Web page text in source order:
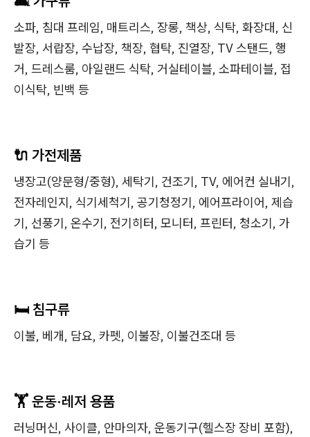
소파, 침대 프레임, 매트리스, 장롱, 책상, 식탁, 화장대, 신
발장, 서랍장, 수납장, 책장, 협탁, 진열장, TV 스탠드, 행
거, 드레스룸, 아일랜드 식탁, 거실테이블, 소파테이블, 접
이식탁, 빈백 등
🔌 가전제품
냉장고(양문형/중형), 세탁기, 건조기, TV, 에어컨 실내기,
전자레인지, 식기세척기, 공기청정기, 에어프라이어, 제습
기, 선풍기, 온수기, 전기히터, 모니터, 프린터, 청소기, 가
습기 등
🛏️ 침구류
이불, 베개, 담요, 카펫, 이불장, 이불건조대 등
🏋️ 운동·레저 용품
러닝머신, 사이클, 안마의자, 운동기구(헬스장 장비 포함),